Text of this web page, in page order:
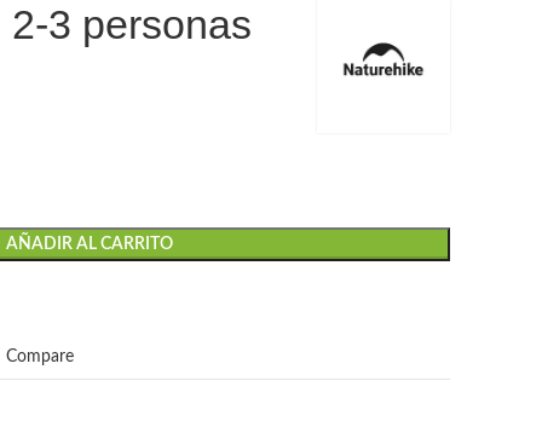
3 personas
AÑADIR AL CARRITO
Compare